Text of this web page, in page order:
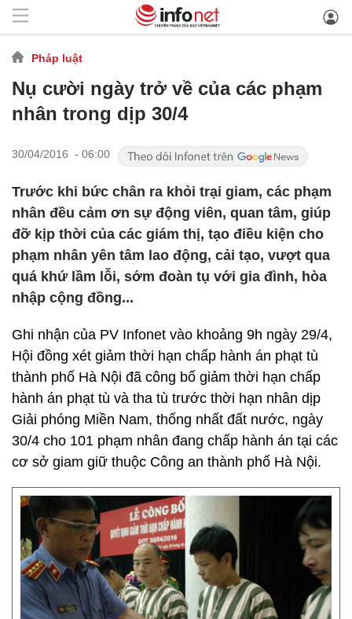
Pháp luật
Nụ cười ngày trở về của các phạm
nhân trong dịp 30/4
30/04/2016 - 06:00
Trước khi bức chân ra khỏi trại giam, các phạm
nhân đều cảm ơn sự động viên, quan tâm, giúp
đỡ kịp thời của các giám thị, tạo điều kiện cho
phạm nhân yên tâm lao động, cải tạo, vượt qua
quá khứ lầm lỗi, sớm đoàn tụ với gia đình, hòa
nhập cộng đồng...
Ghi nhận của PV Infonet vào khoảng 9h ngày 29/4,
Hội đồng xét giảm thời hạn chấp hành án phạt tù
thành phố Hà Nội đã công bố giảm thời hạn chấp
hành án phạt tù và tha tù trước thời hạn nhân dịp
Giải phóng Miền Nam, thống nhất đất nước, ngày
30/4 cho 101 phạm nhân đang chấp hành án tại các
cơ sở giam giữ thuộc Công an thành phố Hà Nội.